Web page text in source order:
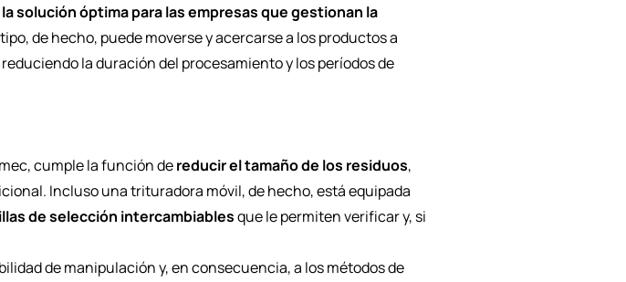
solución óptima para las empresas que gestionan la
de hecho, puede moverse y acercarse a los productos a
la duración del procesamiento y los períodos de
cumple la función dereducir el tamaño de los residuos,
Incluso una trituradora móvil, de hecho, está equipada
de selección intercambiablesque le permiten verificar y, si
de manipulación y, en consecuencia, a los métodos de